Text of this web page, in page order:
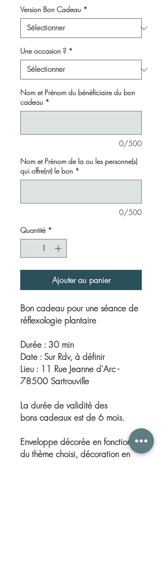
Version Bon Cadeau *
Une occasion ? *
Nom et Prénom du bénéficiaire du bon
cadeau *
0/500
Nom et Prénom de la ou les personne(s)
qui offre(nt) le bon *
0/500
Quantité *
Ajouter au panier
Bon cadeau pour une séance de
réflexologie plantaire
Durée : 30 min
Date : Sur Rdv, à définir
Lieu : 11 Rue Jeanne d'Arc -
78500 Sartrouville
La durée de validité des
bons cadeaux est de 6 mois.
Enveloppe décorée en fonction
du thème choisi, décoration en